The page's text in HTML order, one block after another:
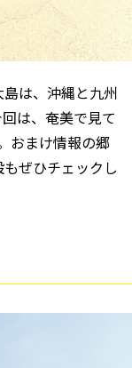
は、沖縄と九州
は、奄美で見て
おまけ情報の郷
ぜひチェックし